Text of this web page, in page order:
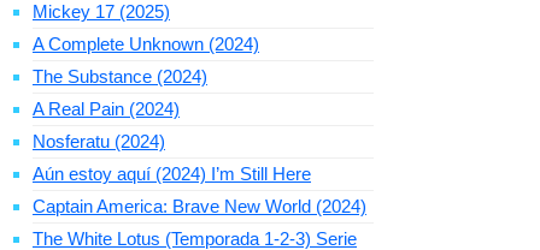
Mickey 17 (2025)
A Complete Unknown (2024)
The Substance (2024)
A Real Pain (2024)
Nosferatu (2024)
Aún estoy aquí (2024) I’m Still Here
Captain America: Brave New World (2024)
The White Lotus (Temporada 1-2-3) Serie